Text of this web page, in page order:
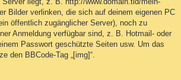
Bilder verlinken, die sich auf deinem eigenen PC
öffentlich zugänglicher Server), noch zu
Anmeldung verfügbar sind, z. B. Hotmail- oder
Passwort geschützte Seiten usw. Um das
den BBCode-Tag „[img]“.